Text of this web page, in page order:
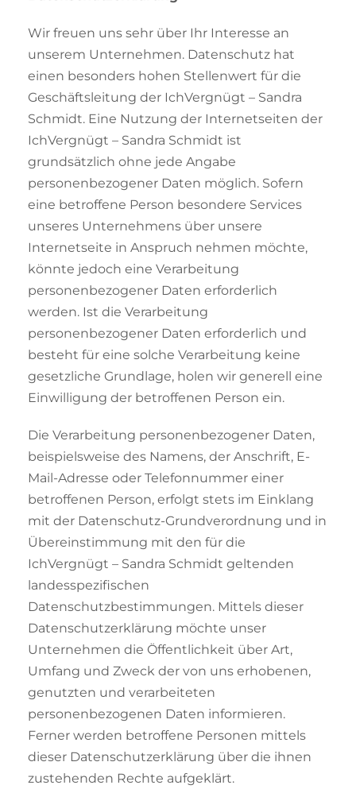
Wir freuen uns sehr über Ihr Interesse an
unserem Unternehmen. Datenschutz hat
einen besonders hohen Stellenwert für die
Geschäftsleitung der IchVergnügt – Sandra
Schmidt. Eine Nutzung der Internetseiten der
IchVergnügt – Sandra Schmidt ist
grundsätzlich ohne jede Angabe
personenbezogener Daten möglich. Sofern
eine betroffene Person besondere Services
unseres Unternehmens über unsere
Internetseite in Anspruch nehmen möchte,
könnte jedoch eine Verarbeitung
personenbezogener Daten erforderlich
werden. Ist die Verarbeitung
personenbezogener Daten erforderlich und
besteht für eine solche Verarbeitung keine
gesetzliche Grundlage, holen wir generell eine
Einwilligung der betroffenen Person ein.
Die Verarbeitung personenbezogener Daten,
beispielsweise des Namens, der Anschrift, E-
Mail-Adresse oder Telefonnummer einer
betroffenen Person, erfolgt stets im Einklang
mit der Datenschutz-Grundverordnung und in
Übereinstimmung mit den für die
IchVergnügt – Sandra Schmidt geltenden
landesspezifischen
Datenschutzbestimmungen. Mittels dieser
Datenschutzerklärung möchte unser
Unternehmen die Öffentlichkeit über Art,
Umfang und Zweck der von uns erhobenen,
genutzten und verarbeiteten
personenbezogenen Daten informieren.
Ferner werden betroffene Personen mittels
dieser Datenschutzerklärung über die ihnen
zustehenden Rechte aufgeklärt.